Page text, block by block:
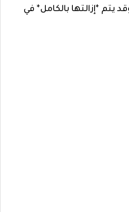
يتم *إزالتها بالكامل* في